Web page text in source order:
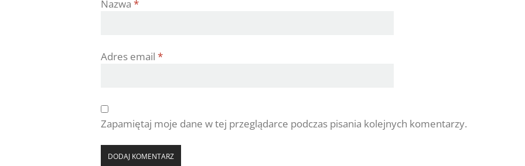
Nazwa *
Adres email *
Zapamiętaj moje dane w tej przeglądarce podczas pisania kolejnych komentarzy.